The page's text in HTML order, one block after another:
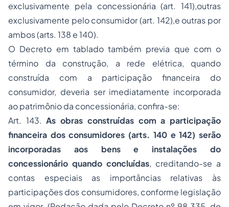
exclusivamente pela concessionária (art. 141),outras
exclusivamente pelo consumidor (art. 142),e outras por
ambos (arts. 138 e 140).
O Decreto em tablado também previa que com o
término da construção, a rede elétrica, quando
construída com a participação financeira do
consumidor, deveria ser imediatamente incorporada
ao patrimônio da concessionária, confira-se:
Art. 143.As obras construídas com a participação
financeira dos consumidores (arts. 140 e 142) serão
incorporadas aos bens e instalações do
concessionário quando concluídas, creditando-se a
contas especiais as importâncias relativas às
participações dos consumidores, conforme legislação